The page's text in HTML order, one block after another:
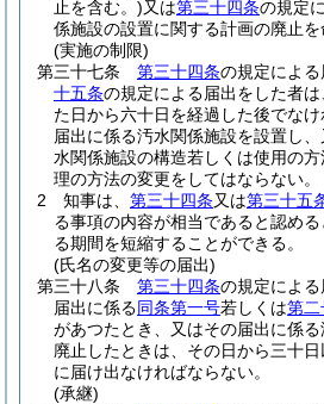
止を含む。)又は第三十四条の規定
係施設の設置に関する計画の廃止を
(実施の制限)
第三十七条
第三十四条の規定によ
十五条の規定による届出をした者
た日から六十日を経過した後でな
届出に係る汚水関係施設を設置し
水関係施設の構造若しくは使用の
理の方法の変更をしてはならない。
2
知事は、 第三十四条又は第三十五
る事項の内容が相当であると認める
る期間を短縮することができる。
(氏名の変更等の届出)
第三十八条
第三十四条の規定によ
届出に係る同条第一号若しくは第二
があつたとき、又はその届出に係
廃止したときは、その日から三十
に届け出なければならない。
(承継)